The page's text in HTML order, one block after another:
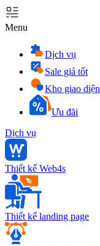
Menu
Dịch vụ
Sale giá tốt
Kho giao diện
Ưu đãi
Dịch vụ
Thiết kế Web4s
Thiết kế landing page